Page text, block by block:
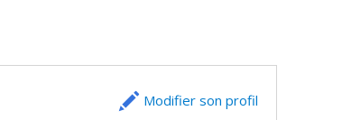
Modifier son profil